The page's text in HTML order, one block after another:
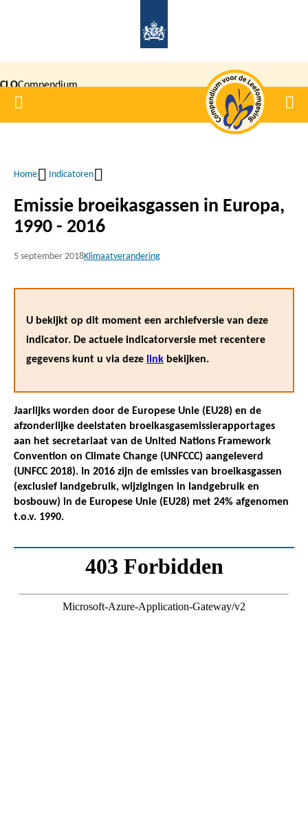
inhoud
gaan
CLOCompendium
voor de
Home
Kruimelpad
Home Indicatoren
Emissie broeikasgassen in Europa,
1990 - 2016
5 september 2018Klimaatverandering
U bekijkt op dit moment een archiefversie van deze
indicator. De actuele indicatorversie met recentere
gegevens kunt u via deze link bekijken.
Jaarlijks worden door de Europese Unie (EU28) en de
afzonderlijke deelstaten broeikasgasemissierapportages
aan het secretariaat van de United Nations Framework
Convention on Climate Change (UNFCCC) aangeleverd
(UNFCC 2018). In 2016 zijn de emissies van broeikasgassen
(exclusief landgebruik, wijzigingen in landgebruik en
bosbouw) in de Europese Unie (EU28) met 24% afgenomen
t.o.v. 1990.